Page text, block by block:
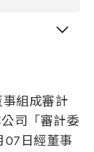
男71-80 歲
兼光電中
組成審計
司「審計委
07日經董事